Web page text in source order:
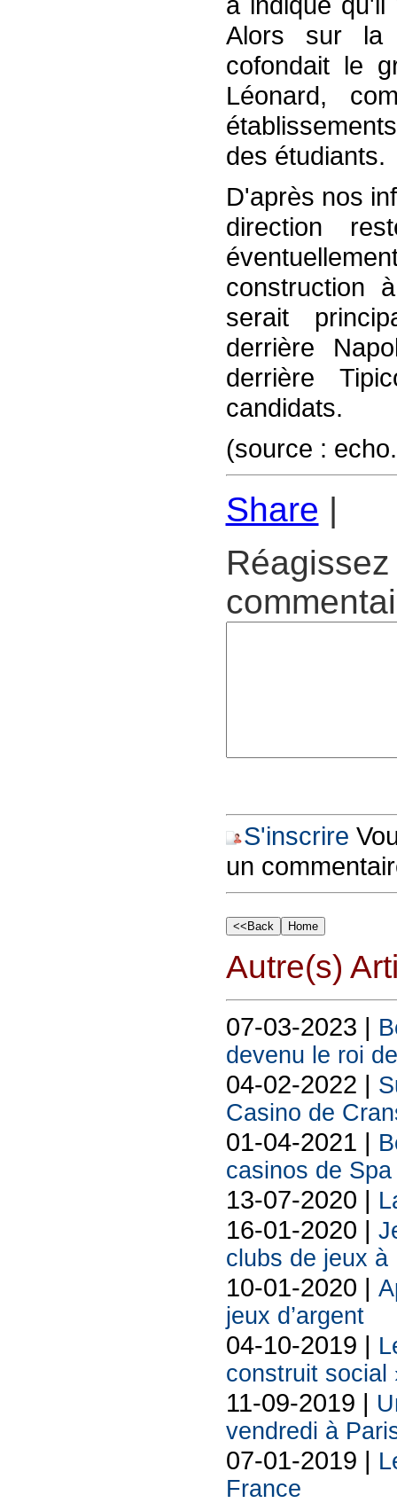
Alors sur la
cofondait le
Léonard,
des étudiants.
D'après nos
direction
construction
serait
derrière
derrière
candidats.
(source :
Share |
S'inscrire
un
Autre(s)
07-03-2023 |
devenu le roi
04-02-2022 |
Casino de
01-04-2021 |
casinos de
13-07-2020 |
16-01-2020 |
clubs de jeux à
10-01-2020 |
jeux d’argent
04-10-2019 |
construit social
11-09-2019 |
vendredi à
07-01-2019 |
France